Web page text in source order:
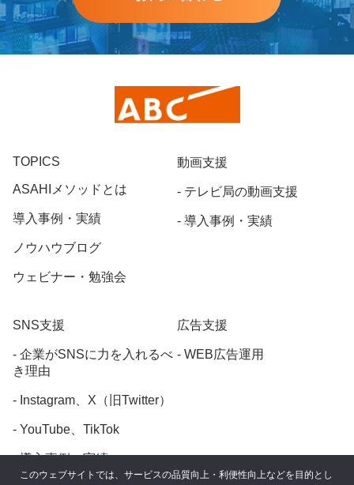
TOPICS
ASAHIメソッドとは
導入事例・実績
ノウハウブログ
ウェビナー・勉強会
SNS支援
企業がSNSに力を入れるべ
き理由
Instagram、X（旧Twitter）
YouTube、TikTok
導入事例・実績
動画支援
テレビ局の動画支援
導入事例・実績
広告支援
WEB広告運用
このウェブサイトでは、サービスの品質向上・利便性向上などを目的とし